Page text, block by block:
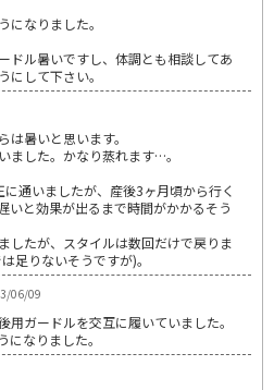
になりました。
ドル暑いですし、体調とも相談してあ
にして下さい。
は暑いと思います。
ました。かなり蒸れます…。
通いましたが、産後3ヶ月頃から行く
いと効果が出るまで時間がかかるそう
したが、スタイルは数回だけで戻りま
足りないそうですが)。
06/09
用ガードルを交互に履いていました。
になりました。